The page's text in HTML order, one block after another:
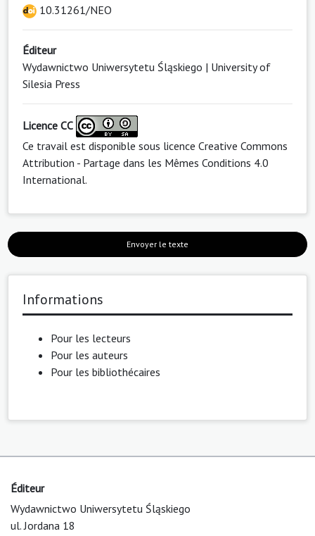
10.31261/NEO
Éditeur
Wydawnictwo Uniwersytetu Śląskiego | University of
Silesia Press
Licence CC
Ce travail est disponible sous licence Creative Commons
Attribution - Partage dans les Mêmes Conditions 4.0
International.
Envoyer le texte
Informations
Pour les lecteurs
Pour les auteurs
Pour les bibliothécaires
Éditeur
Wydawnictwo Uniwersytetu Śląskiego
ul. Jordana 18